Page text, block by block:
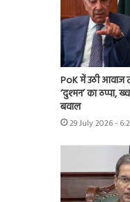
PoK में उठी आवाज
‘दुश्मन’ का ठप्पा,
बवाल
29 July 2026 -